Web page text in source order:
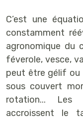
C’est une
constamment
agronomique du
féverole, vesce,
peut être gélif ou
sous couvert
rotation... Les
accroissent le